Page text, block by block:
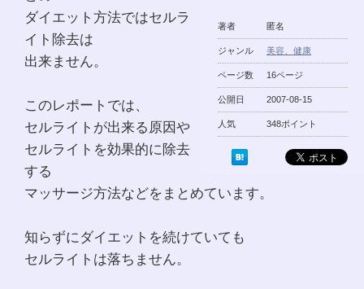
著者 匿名
ジャンル 美容、健康
ページ数 16ページ
公開日 2007-08-15
人気 348ポイント
ダイエット方法ではセルラ
イト除去は
出来ません。
このレポートでは、
セルライトが出来る原因や
セルライトを効果的に除去
する
マッサージ方法などをまとめています。
知らずにダイエットを続けていても
セルライトは落ちません。